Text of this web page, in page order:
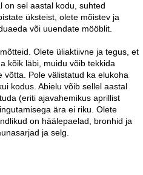
on sel aastal kodu, suhted
üksteist, olete mõistev ja
või uuendate mööblit.
Olete üliaktiivne ja tegus, et
kõik läbi, muidu võib tekkida
võtta. Pole välistatud ka elukoha
kodus. Abielu võib sellel aastal
(eriti ajavahemikus aprillist
ära ei riku. Olete
on häälepaelad, bronhid ja
ja selg.